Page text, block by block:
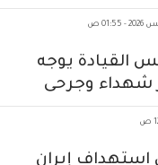
القيادة يوجه
شهداء وجرحى
الحوثي والرد
مصدر التهديد
استهداف إيران